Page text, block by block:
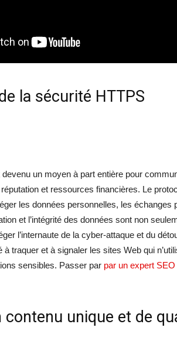
la sécurité HTTPS
devenu un moyen à part entière pour
et ressources financières. Le
les données personnelles, les
et l’intégrité des données sont non
l’internaute de la cyber-attaque et du
traquer et à signaler les sites Web qui
sensibles. Passer par par un expert SEO
contenu unique et de